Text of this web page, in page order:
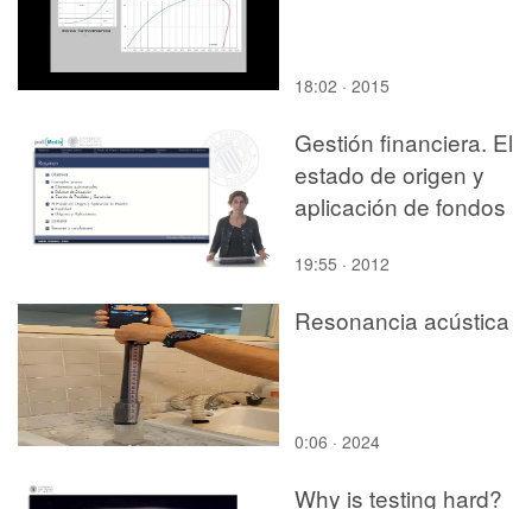
18:02 · 2015
Gestión financiera. El
estado de origen y
aplicación de fondos
19:55 · 2012
Resonancia acústica
0:06 · 2024
Why is testing hard?